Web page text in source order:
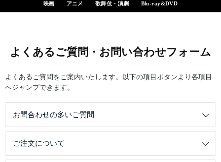
映画 アニメ 歌舞伎・演劇 Blu-ray&DVD
よくあるご質問・お問い合わせフォーム
よくあるご質問をご案内いたします。以下の項目ボタンより各項目
へジャンプできます。
お問合わせの多いご質問
ご注文について